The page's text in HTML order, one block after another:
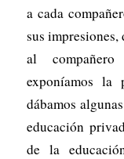
a cada
sus
al
exponíamos la
dábamos
educación
de la